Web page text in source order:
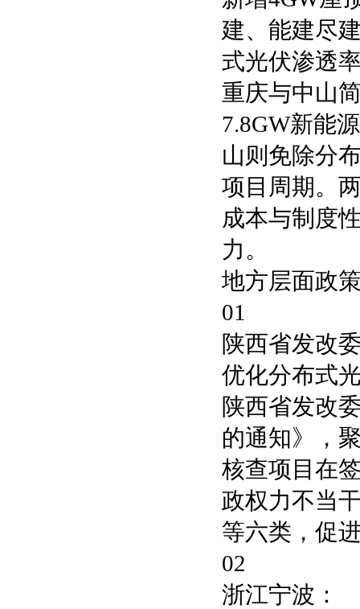
建、能建尽
式光伏渗透
重庆与中山
7.8GW新能
山则免除分
项目周期。
成本与制度
力。
地方层面政
01
陕西省发改
优化分布式
陕西省发改
的通知》，
核查项目在
政权力不当
等六类，促
02
浙江宁波：